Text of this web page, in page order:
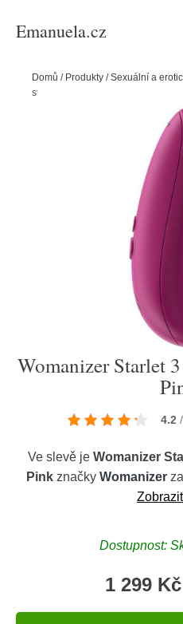
Emanuela.cz
Domů / Produkty /Sexuální a
stimulátor klitorisu Pink
Womanizer Starlet
4.2 /
Ve slevě je Womanizer
Pink značky Womanizer
Dostupnost:
1 299 Kč